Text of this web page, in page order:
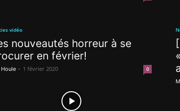
vidéo
nouveautés horreur à se
en février!
Houle - 1 février 2020 0